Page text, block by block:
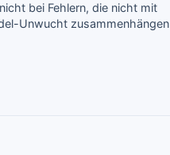
bei Fehlern, die nicht mit
Unwucht zusammenhängen